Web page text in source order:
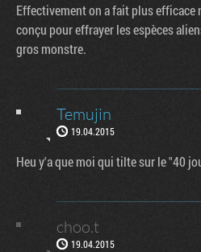
Effectivement on a fait plus efficace
conçu pour effrayer les espèces
gros monstre.
Temujin
19.04.2015
Heu y'a que moi qui tilte sur le "40
choo.t
19.04.2015